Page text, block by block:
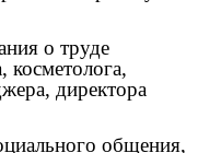
о труде
косметолога,
директора
общения,